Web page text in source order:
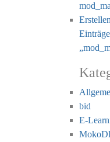
bid
E-